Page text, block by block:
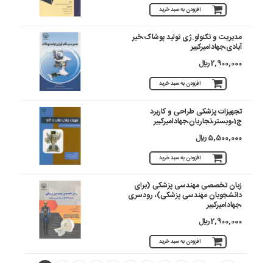
افزودن به سبد خرید
مدیریت و تکنولو.ژی تولید پوشاک،خیر
آبادی،جهادامیرکبیر
2,900,000 ريال
افزودن به سبد خرید
تجهیزات پزشکی طراحی و کاربرد
ج1،وبستر،نجاریان،جهادامیرکبیر
5,500,000 ريال
افزودن به سبد خرید
زبان تخصصی مهندسی پزشکی (برای
دانشجویان مهندسی پزشکی)، رودسری
،جهادامیرکبیر
2,900,000 ريال
افزودن به سبد خرید